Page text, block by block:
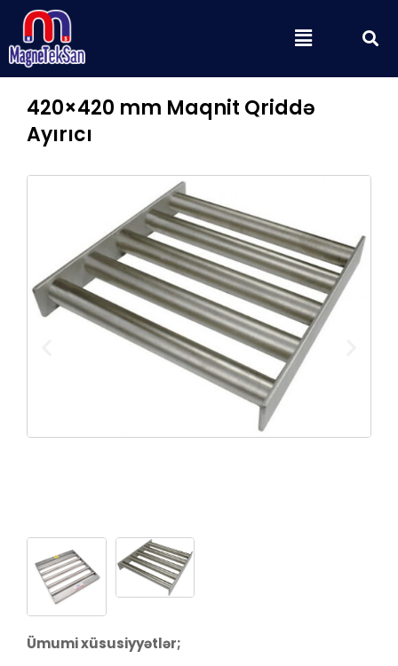
content
Menu
420×420 mm Maqnit Qriddə
Ayırıcı
Ümumi xüsusiyyətlər;